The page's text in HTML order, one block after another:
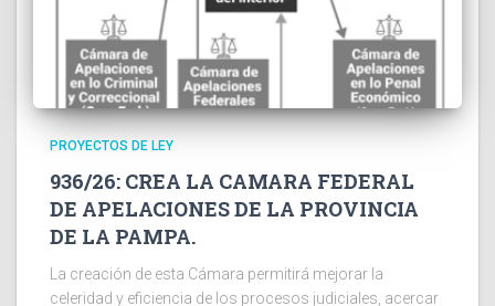
PROYECTOS DE LEY
936/26: CREA LA CAMARA FEDERAL
DE APELACIONES DE LA PROVINCIA
DE LA PAMPA.
La creación de esta Cámara permitirá mejorar la
celeridad y eficiencia de los procesos judiciales, acercar